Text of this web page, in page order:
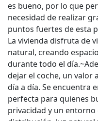
es bueno, por lo que
necesidad de realizar
puntos fuertes de esta
La vivienda disfruta de
natural, creando
durante todo el
dejar el coche, un valor
día a día. Se encuentra
perfecta para quienes
privacidad y un